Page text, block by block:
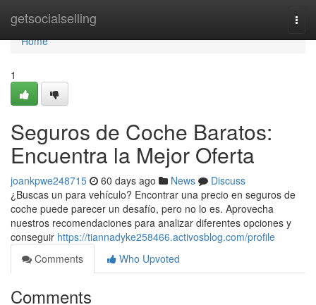
getsocialselling
Home
Home
1
Seguros de Coche Baratos:
Encuentra la Mejor Oferta
joankpwe248715 60 days ago News
Discuss
¿Buscas un para vehículo? Encontrar una precio en seguros de
coche puede parecer un desafío, pero no lo es. Aprovecha
nuestros recomendaciones para analizar diferentes opciones y
conseguir https://tiannadyke258466.activosblog.com/profile
Comments
Who Upvoted
Comments